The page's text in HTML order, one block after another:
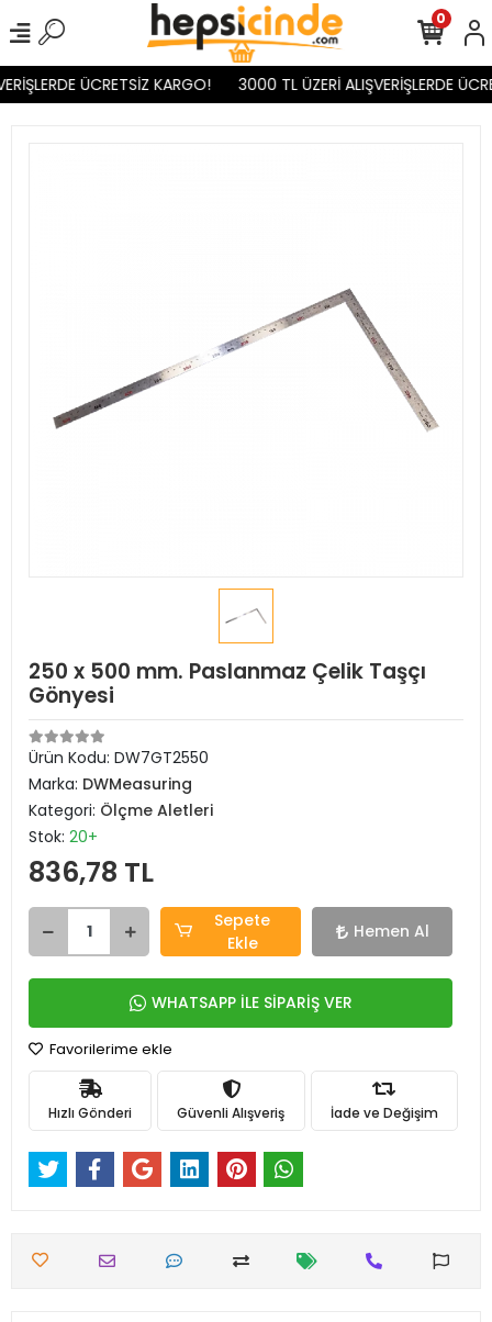
ÜCRETSİZ KARGO! 3000 TL ÜZERİ ALIŞVERİŞLERDE
0
250 x 500 mm. Paslanmaz Çelik Taşçı
Gönyesi
Ürün Kodu: DW7GT2550
Marka: DWMeasuring
Kategori: Ölçme Aletleri
Stok: 20+
836,78 TL
Sepete
Ekle
Hemen Al
WHATSAPP İLE SİPARİŞ VER
Favorilerime ekle
Hızlı Gönderi Güvenli Alışveriş İade ve Değişim